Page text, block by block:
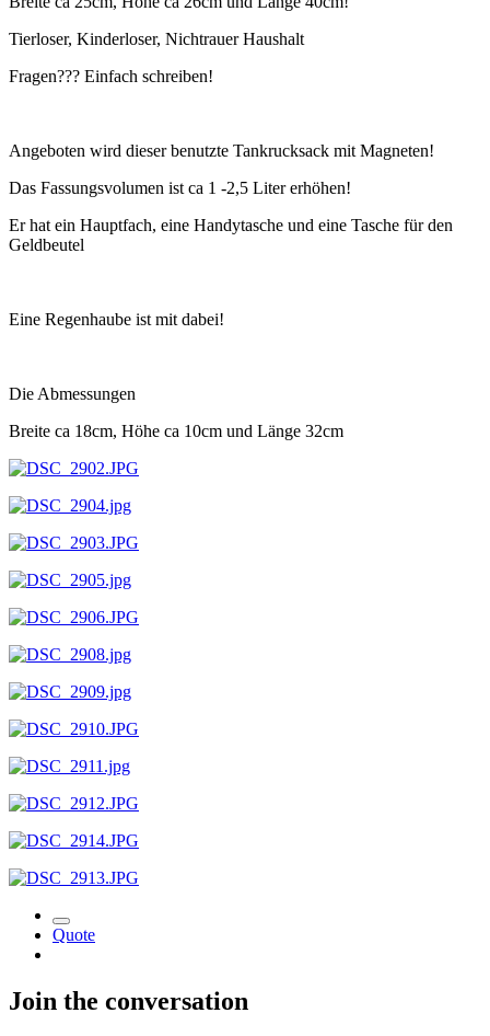
Tierloser, Kinderloser, Nichtrauer Haushalt
Fragen??? Einfach schreiben!
Angeboten wird dieser benutzte Tankrucksack mit Magneten!
Das Fassungsvolumen ist ca 1 -2,5 Liter erhöhen!
Er hat ein Hauptfach, eine Handytasche und eine Tasche für den
Geldbeutel
Eine Regenhaube ist mit dabei!
Die Abmessungen
Breite ca 18cm, Höhe ca 10cm und Länge 32cm
Quote
Join the conversation